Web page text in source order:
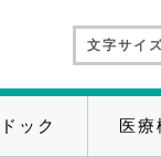
文字サイ
ック 医療